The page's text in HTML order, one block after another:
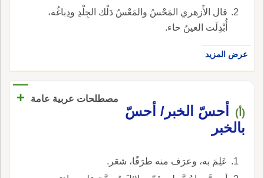
قال الأَزهري المَحْسُ والمَعْسُ دَلْك الجِلْدِ ودِباغُه،
أُبْدِلَت العينُ حاء.
عرض المزيد
مصطلحات عربية عامة +
(أ)
أحسّ الخبر/ أحسّ
بالخبر
عَلِمَ به، وعرَف منه طرَفًا، شعَر.